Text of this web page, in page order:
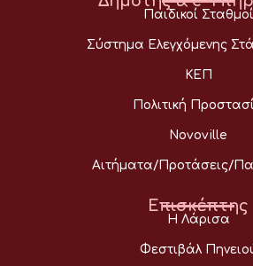
Παιδικοί Σταθμοί
Σύστημα Ελεγχόμενης
ΚΕΠ
Πολιτική
Novoville
Αιτήματα/Προτάσεις/
Επισκέπτης
Η Λάρισα
Φεστιβάλ